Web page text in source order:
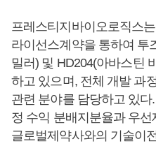
프레스티지바이오로직스
라이선스계약을 통하여 투
밀러) 및 HD204(아바스틴
하고 있으며, 전체 개발 과
관련 분야를 담당하고 있
정 수익 분배지분율과 우
글로벌제약사와의 기술이